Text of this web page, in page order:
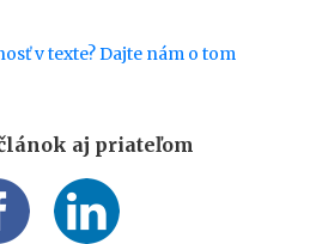
v texte? Dajte nám o tom
aj priateľom